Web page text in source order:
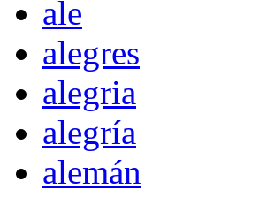
ale
alegres
alegria
alegría
alemán